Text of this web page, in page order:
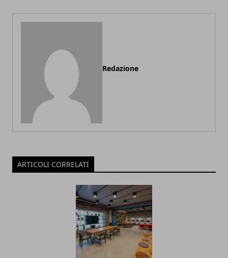
Redazione
ARTICOLI CORRELATI